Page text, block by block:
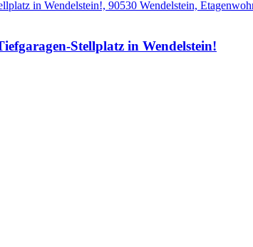
Stellplatz in Wendelstein!